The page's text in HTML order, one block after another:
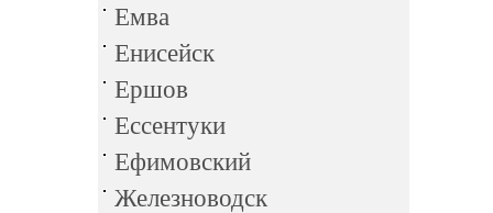
Емва
Енисейск
Ершов
Ессентуки
Ефимовский
Железноводск